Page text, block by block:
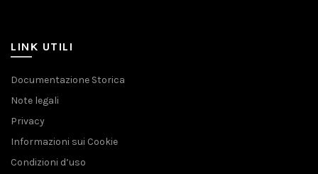
LINK UTILI
Documentazione Storica
Note legali
Privacy
Informazioni sui Cookie
Condizioni d’uso